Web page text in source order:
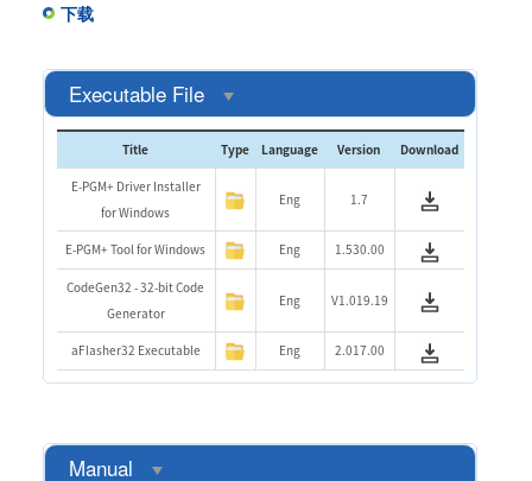
下载
Executable File
Title Type Language Version Download
E-PGM+ Driver Installer
for Windows
Eng 1.7
E-PGM+ Tool for Windows Eng 1.530.00
CodeGen32 - 32-bit Code
Generator
Eng V1.019.19
aFlasher32 Executable Eng 2.017.00
Manual